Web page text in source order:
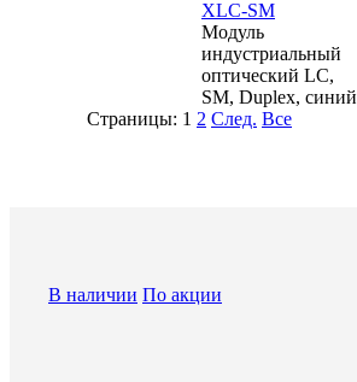
XLC-SM
Модуль
индустриальный
оптический LC,
SM, Duplex, синий
Страницы: 1 2 След. Все
В наличии По акции